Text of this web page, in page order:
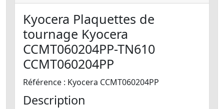
Kyocera Plaquettes de
tournage Kyocera
CCMT060204PP-TN610
CCMT060204PP
Référence : Kyocera CCMT060204PP
Description